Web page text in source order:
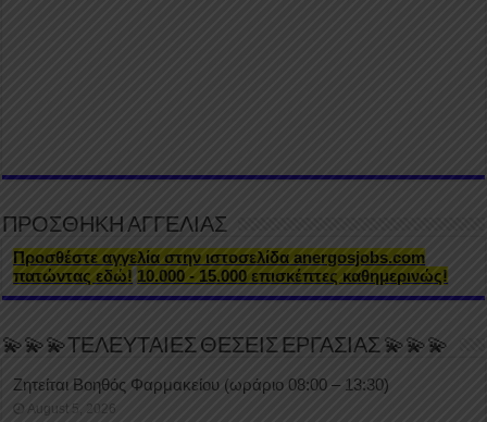
ΠΡΟΣΘΗΚΗ ΑΓΓΕΛΙΑΣ
Προσθέστε αγγελία στην ιστοσελίδα anergosjobs.com
πατώντας εδώ! 10.000 - 15.000 επισκέπτες καθημερινώς!
💫💫💫ΤΕΛΕΥΤΑΙΕΣ ΘΕΣΕΙΣ ΕΡΓΑΣΙΑΣ 💫💫💫
Ζητείται Βοηθός Φαρμακείου (ωράριο 08:00 – 13:30)
August 5, 2026